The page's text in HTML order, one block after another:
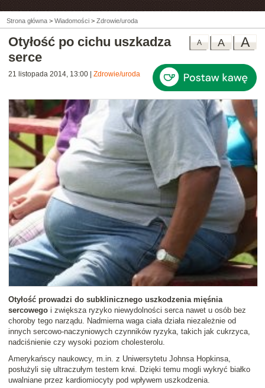
Strona główna > Wiadomości > Zdrowie/uroda
A
A
A
Otyłość po cichu uszkadza
serce
21 listopada 2014, 13:00 Zdrowie/uroda
Otyłość prowadzi do subklinicznego uszkodzenia mięśnia
sercowego i zwiększa ryzyko niewydolności serca nawet u osób bez
choroby tego narządu. Nadmierna waga ciała działa niezależnie od
innych sercowo-naczyniowych czynników ryzyka, takich jak cukrzyca,
nadciśnienie czy wysoki poziom cholesterolu.
Amerykańscy naukowcy, m.in. z Uniwersytetu Johnsa Hopkinsa,
posłużyli się ultraczułym testem krwi. Dzięki temu mogli wykryć białko
uwalniane przez kardiomiocyty pod wpływem uszkodzenia.